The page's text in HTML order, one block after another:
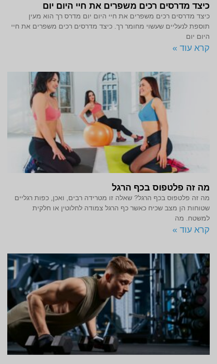
כיצד מדרסים רכים משפרים את חיי היום יום
כיצד מדרסים רכים משפרים את חיי היום יום מדרס רך הוא מעין
תוספת לנעליים שעשוי מחומר רך. כיצד מדרסים רכים משפרים את חיי
היום יום
קרא עוד »
מה זה פלטפוס בכף הרגל
מה זה פלטפוס בכף הרגל? שאלה זו מטרידה רבים, ואכן, כפות רגליים
שטוחות הן מצב שכיח כאשר כף הרגל צמודה לחלוטין או חלקית
למשטח. מה
קרא עוד »